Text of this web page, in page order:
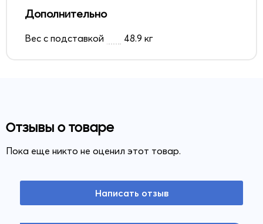
Дополнительно
Вес с подставкой 48.9 кг
Отзывы о товаре
Пока еще никто не оценил этот товар.
Написать отзыв